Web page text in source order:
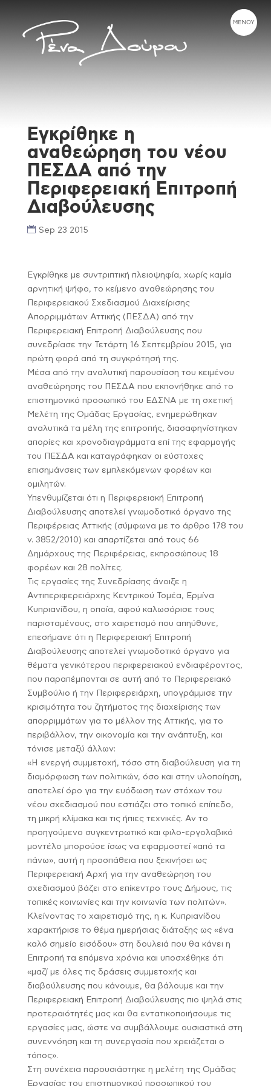
Εγκρίθηκε η
αναθεώρηση του νέου
ΠΕΣΔΑ από την
Περιφερειακή Επιτροπή
Διαβούλευσης
Sep 23 2015
Εγκρίθηκε με συντριπτική πλειοψηφία, χωρίς καμία
αρνητική ψήφο, το κείμενο αναθεώρησης του
Περιφερειακού Σχεδιασμού Διαχείρισης
Απορριμμάτων Αττικής (ΠΕΣΔΑ) από την
Περιφερειακή Επιτροπή Διαβούλευσης που
συνεδρίασε την Τετάρτη 16 Σεπτεμβρίου 2015, για
πρώτη φορά από τη συγκρότησή της.
Μέσα από την αναλυτική παρουσίαση του κειμένου
αναθεώρησης του ΠΕΣΔΑ που εκπονήθηκε από το
επιστημονικό προσωπικό του ΕΔΣΝΑ με τη σχετική
Μελέτη της Ομάδας Εργασίας, ενημερώθηκαν
αναλυτικά τα μέλη της επιτροπής, διασαφηνίστηκαν
απορίες και χρονοδιαγράμματα επί της εφαρμογής
του ΠΕΣΔΑ και καταγράφηκαν οι εύστοχες
επισημάνσεις των εμπλεκόμενων φορέων και
ομιλητών.
Υπενθυμίζεται ότι η Περιφερειακή Επιτροπή
Διαβούλευσης αποτελεί γνωμοδοτικό όργανο της
Περιφέρειας Αττικής (σύμφωνα με το άρθρο 178 του
ν. 3852/2010) και απαρτίζεται από τους 66
Δημάρχους της Περιφέρειας, εκπροσώπους 18
φορέων και 28 πολίτες.
Τις εργασίες της Συνεδρίασης άνοιξε η
Αντιπεριφερειάρχης Κεντρικού Τομέα, Ερμίνα
Κυπριανίδου, η οποία, αφού καλωσόρισε τους
παρισταμένους, στο χαιρετισμό που απηύθυνε,
επεσήμανε ότι η Περιφερειακή Επιτροπή
Διαβούλευσης αποτελεί γνωμοδοτικό όργανο για
θέματα γενικότερου περιφερειακού ενδιαφέροντος,
που παραπέμπονται σε αυτή από το Περιφερειακό
Συμβούλιο ή την Περιφερειάρχη, υπογράμμισε την
κρισιμότητα του ζητήματος της διαχείρισης των
απορριμμάτων για το μέλλον της Αττικής, για το
περιβάλλον, την οικονομία και την ανάπτυξη, και
τόνισε μεταξύ άλλων:
«Η ενεργή συμμετοχή, τόσο στη διαβούλευση για τη
διαμόρφωση των πολιτικών, όσο και στην υλοποίηση,
αποτελεί όρο για την ευόδωση των στόχων του
νέου σχεδιασμού που εστιάζει στο τοπικό επίπεδο,
τη μικρή κλίμακα και τις ήπιες τεχνικές. Αν το
προηγούμενο συγκεντρωτικό και φιλο-εργολαβικό
μοντέλο μπορούσε ίσως να εφαρμοστεί «από τα
πάνω», αυτή η προσπάθεια που ξεκινήσει ως
Περιφερειακή Αρχή για την αναθεώρηση του
σχεδιασμού βάζει στο επίκεντρο τους Δήμους, τις
τοπικές κοινωνίες και την κοινωνία των πολιτών».
Κλείνοντας το χαιρετισμό της, η κ. Κυπριανίδου
χαρακτήρισε το θέμα ημερήσιας διάταξης ως «ένα
καλό σημείο εισόδου» στη δουλειά που θα κάνει η
Επιτροπή τα επόμενα χρόνια και υποσχέθηκε ότι
«μαζί με όλες τις δράσεις συμμετοχής και
διαβούλευσης που κάνουμε, θα βάλουμε και την
Περιφερειακή Επιτροπή Διαβούλευσης πιο ψηλά στις
προτεραιότητές μας και θα εντατικοποιήσουμε τις
εργασίες μας, ώστε να συμβάλλουμε ουσιαστικά στη
συνεννόηση και τη συνεργασία που χρειάζεται ο
τόπος».
Στη συνέχεια παρουσιάστηκε η μελέτη της Ομάδας
Εργασίας του επιστημονικού προσωπικού του